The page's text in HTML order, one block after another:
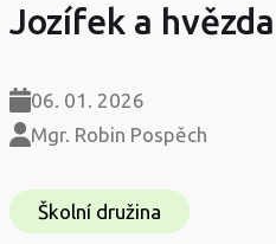
Jozífek a hvězda
06. 01. 2026
Mgr. Robin Pospěch
Školní družina